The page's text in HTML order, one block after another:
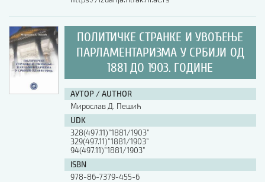
ПОЛИТИЧКЕ СТРАНКЕ И УВОЂЕЊЕ
ПАРЛАМЕНТАРИЗМА У СРБИЈИ ОД
1881 ДО 1903. ГОДИНЕ
АУТОР / AUTHOR
Мирослав Д. Пешић
UDK
328(497.11)”1881/1903”
329(497.11)”1881/1903”
94(497.11)”1881/1903”
ISBN
978-86-7379-455-6